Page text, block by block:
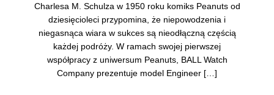
Charlesa M. Schulza w 1950 roku komiks Peanuts od
dziesięcioleci przypomina, że niepowodzenia i
niegasnąca wiara w sukces są nieodłączną częścią
każdej podróży. W ramach swojej pierwszej
współpracy z uniwersum Peanuts, BALL Watch
Company prezentuje model Engineer […]